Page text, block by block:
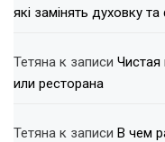
які замінять духовку
Тетяна к записи
или ресторана
Тетяна к записи В чем